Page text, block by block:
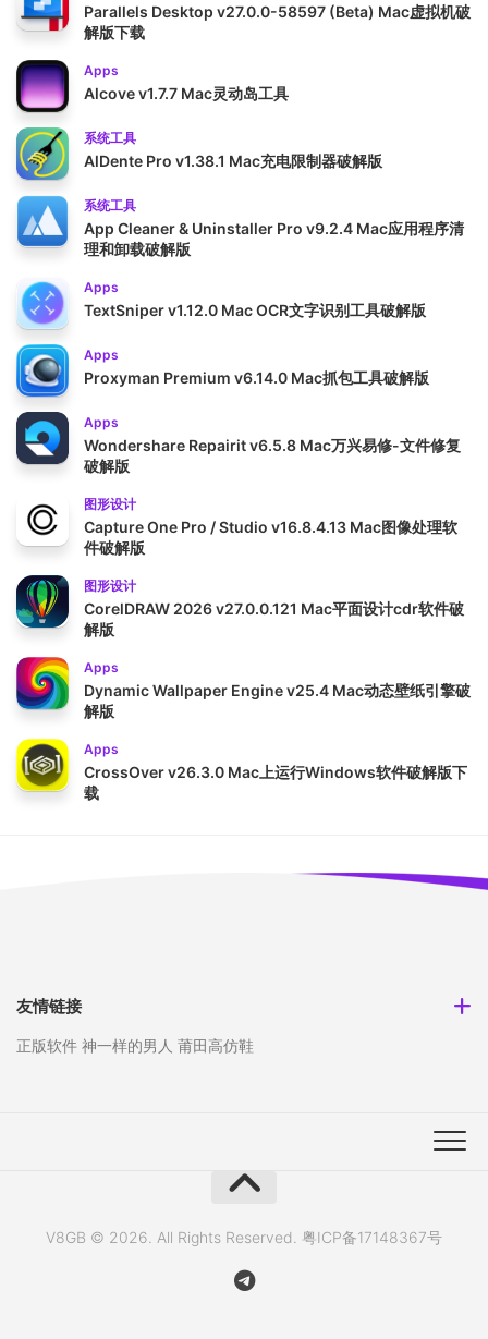
Parallels Desktop v27.0.0-58597 (Beta) Mac虚拟机破
解版下载
Apps
Alcove v1.7.7 Mac灵动岛工具
系统工具
AlDente Pro v1.38.1 Mac充电限制器破解版
系统工具
App Cleaner & Uninstaller Pro v9.2.4 Mac应用程序清
理和卸载破解版
Apps
TextSniper v1.12.0 Mac OCR文字识别工具破解版
Apps
Proxyman Premium v6.14.0 Mac抓包工具破解版
Apps
Wondershare Repairit v6.5.8 Mac万兴易修-文件修复
破解版
图形设计
Capture One Pro / Studio v16.8.4.13 Mac图像处理软
件破解版
图形设计
CorelDRAW 2026 v27.0.0.121 Mac平面设计cdr软件破
解版
Apps
Dynamic Wallpaper Engine v25.4 Mac动态壁纸引擎破
解版
Apps
CrossOver v26.3.0 Mac上运行Windows软件破解版下
载
友情链接
正版软件 神一样的男人 莆田高仿鞋
V8GB © 2026. All Rights Reserved. 粤ICP备17148367号